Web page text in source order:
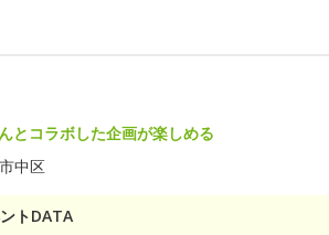
とコラボした企画が楽しめる
中区
トDATA